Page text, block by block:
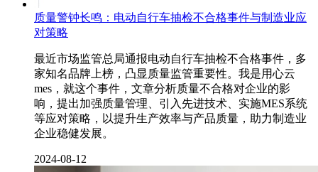
质量警钟长鸣：电动自行车抽检不合格事件与制造业应
对策略
最近市场监管总局通报电动自行车抽检不合格事件，多
家知名品牌上榜，凸显质量监管重要性。我是用心云
mes，就这个事件，文章分析质量不合格对企业的影
响，提出加强质量管理、引入先进技术、实施MES系统
等应对策略，以提升生产效率与产品质量，助力制造业
企业稳健发展。
2024-08-12